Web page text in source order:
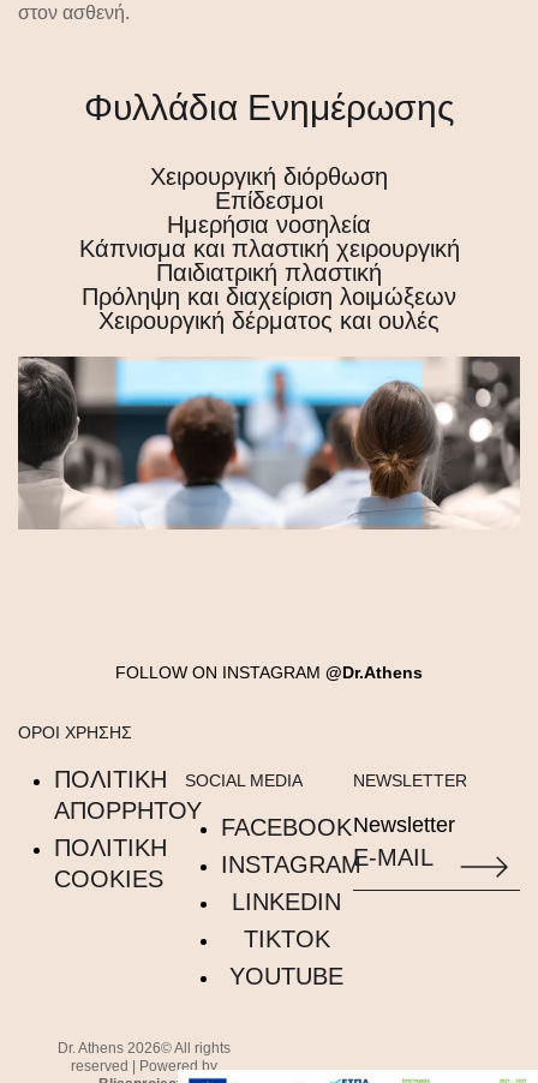
στον ασθενή.
Φυλλάδια Ενημέρωσης
Χειρουργική διόρθωση
Επίδεσμοι
Ημερήσια νοσηλεία
Κάπνισμα και πλαστική χειρουργική
Παιδιατρική πλαστική
Πρόληψη και διαχείριση λοιμώξεων
Χειρουργική δέρματος και ουλές
FOLLOW ON INSTAGRAM @Dr.Athens
ΟΡΟΙ ΧΡΗΣΗΣ
ΠΟΛΙΤΙΚΗ
ΑΠΟΡΡΗΤΟΥ
ΠΟΛΙΤΙΚΗ
COOKIES
SOCIAL MEDIA
FACEBOOK
INSTAGRAM
LINKEDIN
TIKTOK
YOUTUBE
NEWSLETTER
Newsletter
Dr. Athens 2026© All rights
reserved | Powered by